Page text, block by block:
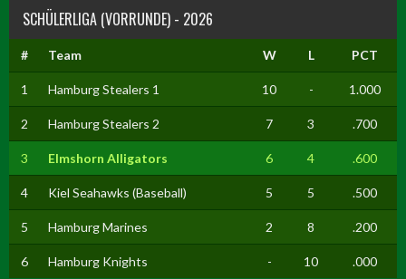
SCHÜLERLIGA (VORRUNDE) - 2026
# Team W L PCT
1 Hamburg Stealers 1 10 - 1.000
2 Hamburg Stealers 2 7 3 .700
3 Elmshorn Alligators 6 4 .600
4 Kiel Seahawks (Baseball) 5 5 .500
5 Hamburg Marines 2 8 .200
6 Hamburg Knights - 10 .000